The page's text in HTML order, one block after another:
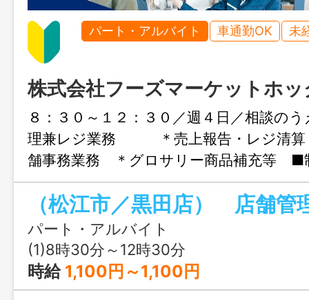
パート・アルバイト 車通勤OK 未
株式会社フーズマーケットホッ
８：３０～１２：３０／週４日／相談の
理兼レジ業務 ＊売上報告・レジ清算
舗事務業務 ＊グロサリー商品補充等 ■
ロン等） ■雇用期間…更新月（２月・８
更新制。 （フルタイムへの転換可／正
り） ■若年～中年～高齢者 年齢・性別
ています！ ご応募・ご相談お待ちし
【業務の変更範囲／配置換】本人希望・人
により、相談のうえ、他部門業務へ変更
パート・アルバイト
(1)8時30分～12時30分
時給 1,100円～1,100円